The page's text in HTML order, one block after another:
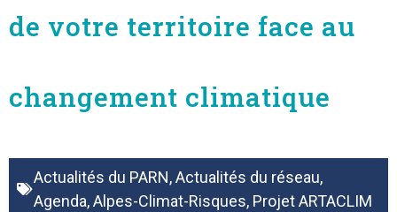
de votre territoire face au
changement climatique
Actualités du PARN,Actualités du réseau,
Agenda,Alpes-Climat-Risques, Projet ARTACLIM